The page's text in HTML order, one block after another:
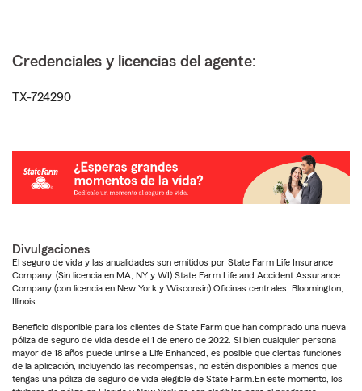
Credenciales y licencias del agente:
TX-724290
Divulgaciones
El seguro de vida y las anualidades son emitidos por State Farm Life Insurance
Company. (Sin licencia en MA, NY y WI) State Farm Life and Accident Assurance
Company (con licencia en New York y Wisconsin) Oficinas centrales, Bloomington,
Illinois.
Beneficio disponible para los clientes de State Farm que han comprado una nueva
póliza de seguro de vida desde el 1 de enero de 2022. Si bien cualquier persona
mayor de 18 años puede unirse a Life Enhanced, es posible que ciertas funciones
de la aplicación, incluyendo las recompensas, no estén disponibles a menos que
tengas una póliza de seguro de vida elegible de State Farm.En este momento, los